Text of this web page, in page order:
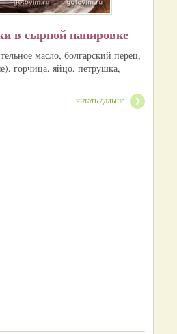
в сырной панировке
масло, болгарский перец,
горчица, яйцо, петрушка,
читать дальше